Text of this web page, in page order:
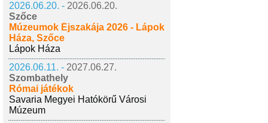
2026.06.20. - 2026.06.20.
Szőce
Múzeumok Éjszakája 2026 - Lápok
Háza, Szőce
Lápok Háza
2026.06.11. - 2027.06.27.
Szombathely
Római játékok
Savaria Megyei Hatókörű Városi
Múzeum